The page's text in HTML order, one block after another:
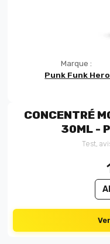
Marque :
Punk Funk Hero
CONCENTRÉ
30ML -
Test,